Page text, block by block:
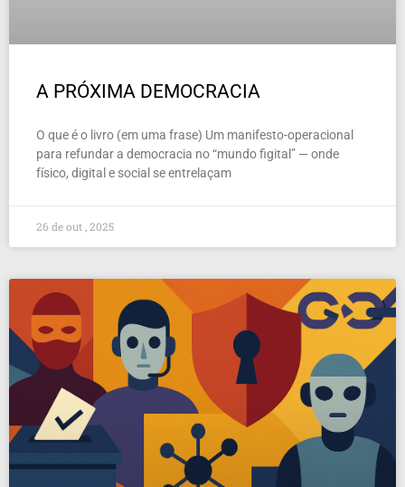
A PRÓXIMA DEMOCRACIA
O que é o livro (em uma frase) Um manifesto-operacional
para refundar a democracia no “mundo figital” — onde
físico, digital e social se entrelaçam
26 de out , 2025